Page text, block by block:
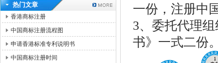
热门文章
香港商标注册
中国商标注册流程图
申请香港标准专利说明书
中国商标注册时间
一份，注册中
3、委托代理
书》一式二份